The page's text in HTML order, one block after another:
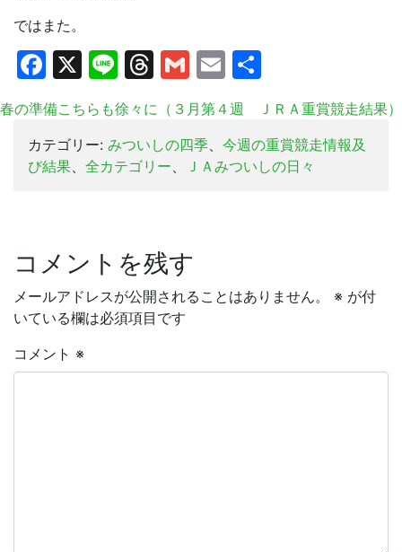
ではまた。
Facebook
X LineThreads
Gmail
Email
春の準備こちらも徐々に（３月第４週 ＪＲＡ重賞競走結果）
カテゴリー: みついしの四季、 今週の重賞競走情報及
び結果、 全カテゴリー、 ＪＡみついしの日々
コメントを残す
メールアドレスが公開されることはありません。 ※ が付
いている欄は必須項目です
コメント ※